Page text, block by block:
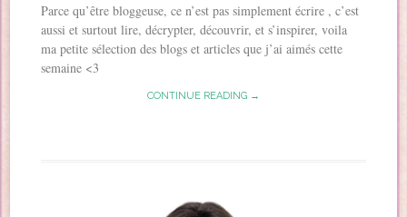
Parce qu’être bloggeuse, ce n’est pas simplement écrire , c’est
aussi et surtout lire, décrypter, découvrir, et s’inspirer, voila
ma petite sélection des blogs et articles que j’ai aimés cette
semaine <3
CONTINUE READING →